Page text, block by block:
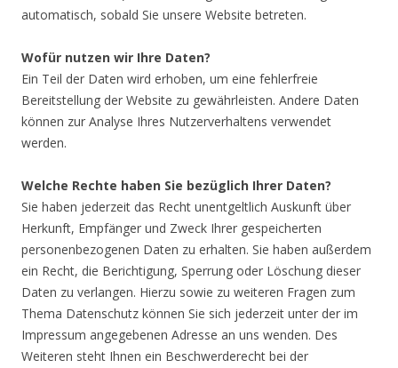
automatisch, sobald Sie unsere Website betreten.
Wofür nutzen wir Ihre Daten?
Ein Teil der Daten wird erhoben, um eine fehlerfreie
Bereitstellung der Website zu gewährleisten. Andere Daten
können zur Analyse Ihres Nutzerverhaltens verwendet
werden.
Welche Rechte haben Sie bezüglich Ihrer Daten?
Sie haben jederzeit das Recht unentgeltlich Auskunft über
Herkunft, Empfänger und Zweck Ihrer gespeicherten
personenbezogenen Daten zu erhalten. Sie haben außerdem
ein Recht, die Berichtigung, Sperrung oder Löschung dieser
Daten zu verlangen. Hierzu sowie zu weiteren Fragen zum
Thema Datenschutz können Sie sich jederzeit unter der im
Impressum angegebenen Adresse an uns wenden. Des
Weiteren steht Ihnen ein Beschwerderecht bei der